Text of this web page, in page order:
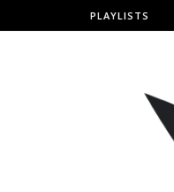
PLAYLISTS